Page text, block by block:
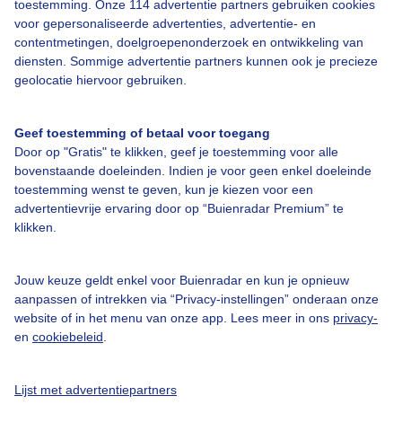
toestemming. Onze 114 advertentie partners gebruiken cookies
voor gepersonaliseerde advertenties, advertentie- en
contentmetingen, doelgroepenonderzoek en ontwikkeling van
diensten. Sommige advertentie partners kunnen ook je precieze
geolocatie hiervoor gebruiken.
Geef toestemming of betaal voor toegang
Door op "Gratis" te klikken, geef je toestemming voor alle
bovenstaande doeleinden. Indien je voor geen enkel doeleinde
toestemming wenst te geven, kun je kiezen voor een
advertentievrije ervaring door op “Buienradar Premium” te
klikken.
Jouw keuze geldt enkel voor Buienradar en kun je opnieuw
aanpassen of intrekken via “Privacy-instellingen” onderaan onze
website of in het menu van onze app. Lees meer in ons privacy-
en cookiebeleid
Lijst met advertentiepartners
Over Buienradar
Bedrijfsgegevens
Contact
Toegankelijkheid
Gebruikersvoorwaarden
Adverteren
Privacy beleid
Cookie beleid